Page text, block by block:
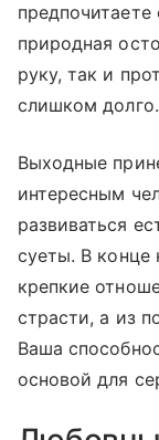
предпочитаете
природная
руку, так и
слишком долго.
Выходные
интересным
развиваться
суеты. В конце
крепкие
страсти, а из
Ваша
основой для